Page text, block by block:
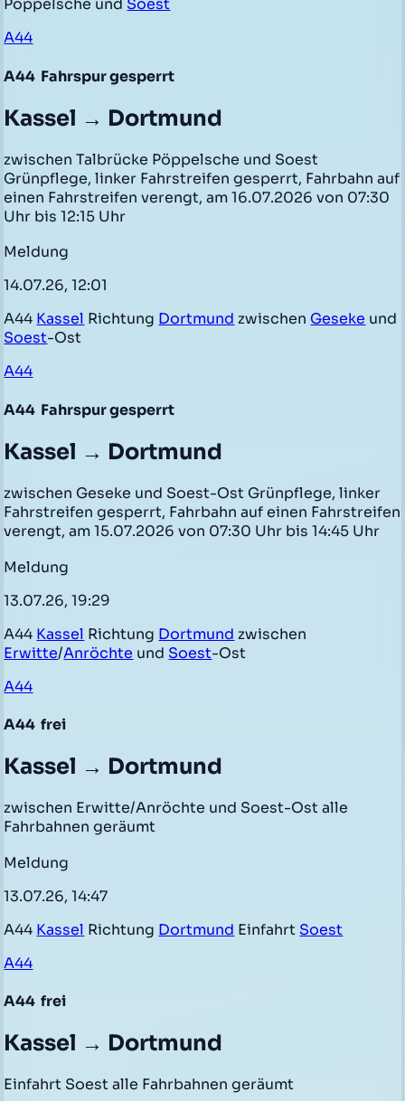
Pöppelsche und Soest
A44
A44 Fahrspur gesperrt
Kassel → Dortmund
zwischen Talbrücke Pöppelsche und Soest
Grünpflege, linker Fahrstreifen gesperrt, Fahrbahn auf
einen Fahrstreifen verengt, am 16.07.2026 von 07:30
Uhr bis 12:15 Uhr
Meldung
14.07.26, 12:01
A44 Kassel Richtung Dortmund zwischen Geseke und
Soest-Ost
A44
A44 Fahrspur gesperrt
Kassel → Dortmund
zwischen Geseke und Soest-Ost Grünpflege, linker
Fahrstreifen gesperrt, Fahrbahn auf einen Fahrstreifen
verengt, am 15.07.2026 von 07:30 Uhr bis 14:45 Uhr
Meldung
13.07.26, 19:29
A44 Kassel Richtung Dortmund zwischen
Erwitte/Anröchte und Soest-Ost
A44
A44 frei
Kassel → Dortmund
zwischen Erwitte/Anröchte und Soest-Ost alle
Fahrbahnen geräumt
Meldung
13.07.26, 14:47
A44 Kassel Richtung Dortmund Einfahrt Soest
A44
A44 frei
Kassel → Dortmund
Einfahrt Soest alle Fahrbahnen geräumt